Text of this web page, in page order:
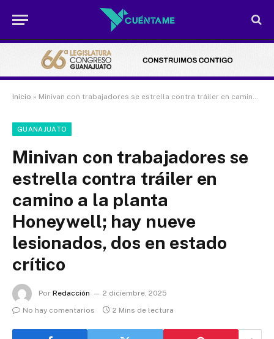
Inicio » Minivan con trabajadores se estrella contra tráiler en camino a la planta Honeywell; hay nueve lesionados, dos en estado crítico
GUANAJUATO
Minivan con trabajadores se
estrella contra tráiler en
camino a la planta
Honeywell; hay nueve
lesionados, dos en estado
crítico
Por Redacción
2 diciembre, 2025
No hay comentarios
2 Mins de lectura